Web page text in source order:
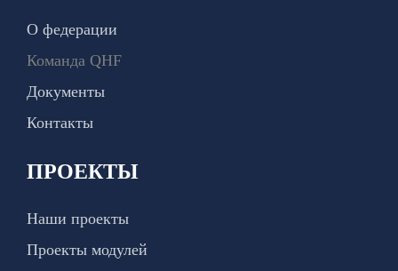
О федерации
Команда QHF
Документы
Контакты
ПРОЕКТЫ
Наши проекты
Проекты модулей